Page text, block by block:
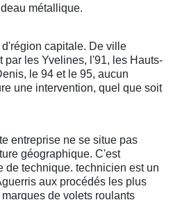
métallique.
d'région capitale. De ville
par les Yvelines, l'91, les Hauts-
le 94 et le 95, aucun
une intervention, quel que soit
entreprise ne se situe pas
géographique. C'est
de technique. technicien est un
aux procédés les plus
de volets roulants